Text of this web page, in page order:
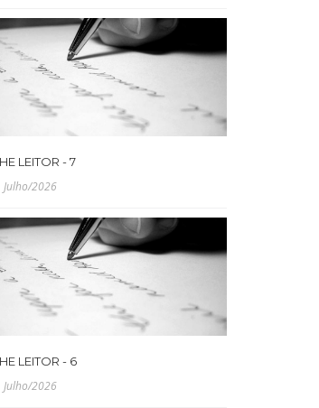
LEITOR - 7
Julho/2026
LEITOR - 6
Julho/2026